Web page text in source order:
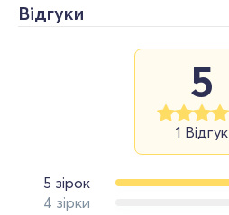
Відгуки
5
1 Відгук
5 зірок
4 зірки